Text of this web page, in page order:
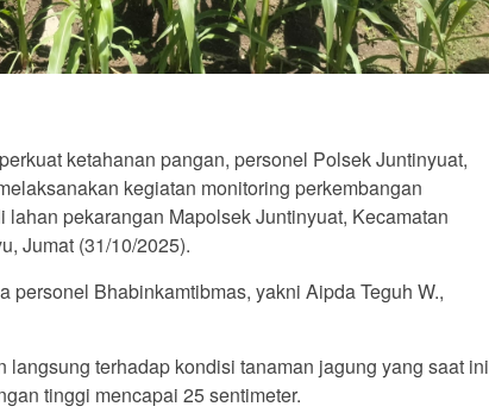
ketahanan pangan, personel Polsek Juntinyuat,
kegiatan monitoring perkembangan
pekarangan Mapolsek Juntinyuat, Kecamatan
Jumat (31/10/2025).
personel Bhabinkamtibmas, yakni Aipda Teguh W.,
langsung terhadap kondisi tanaman jagung yang saat ini
tinggi mencapai 25 sentimeter.